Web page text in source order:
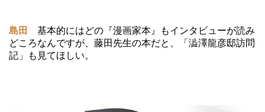
島田 基本的にはどの『漫画家本』もインタビューが読み
どころなんですが、藤田先生の本だと、「澁澤龍彦邸訪問
記」も見てほしい。